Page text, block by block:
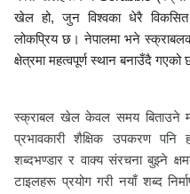
खेल हो, जुन विश्वका धेरै
लोकप्रिय छ। नेपालमा भने
क्षेत्रमा महत्वपूर्ण स्थान बनाउँदै गएको
स्क्राबल खेल केवल समय बिताउने
प्रभावकारी शैक्षिक उपकरण पनि
शब्दभण्डार र वाक्य संरचना बुझ्ने
टाइलहरू प्रयोग गरी नयाँ शब्द